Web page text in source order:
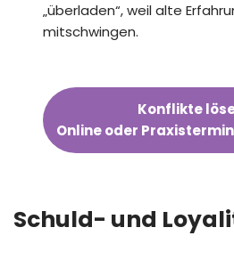
„überladen“, weil alte
mitschwingen.
Konflikte
Online oder
Schuld- und